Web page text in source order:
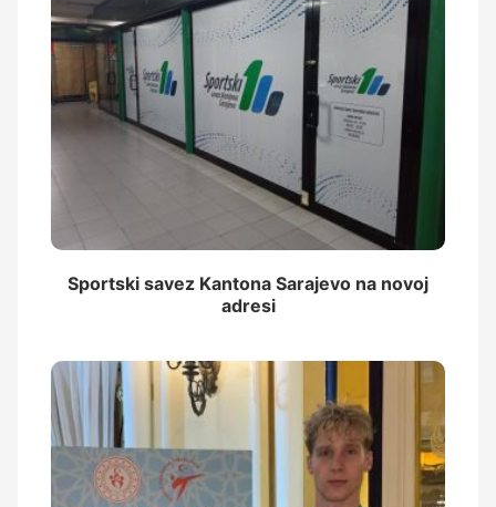
Sportski savez Kantona Sarajevo na novoj
adresi